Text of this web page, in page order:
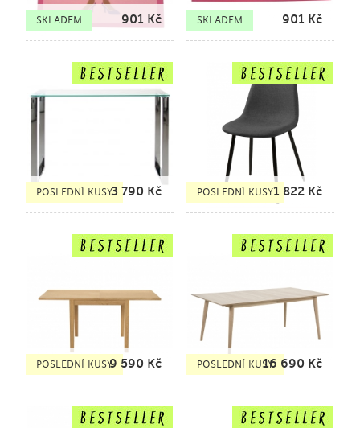
SKLADEM 901 Kč SKLADEM 901 Kč
POSLEDNÍ KUSY3 790 Kč POSLEDNÍ KUSY1 822 Kč
POSLEDNÍ KUSY9 590 Kč POSLEDNÍ KUSY16 690 Kč